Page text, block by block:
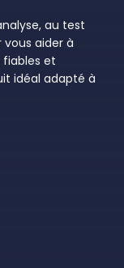
au test
aider à
fiables et
idéal adapté à